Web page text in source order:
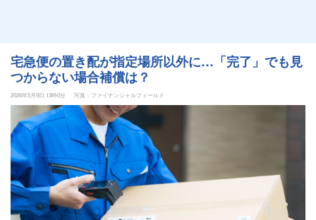
宅急便の置き配が指定場所以外に…「完了」でも見
つからない場合補償は？
2026年5月9日 13時0分 写真：ファイナンシャルフィールド